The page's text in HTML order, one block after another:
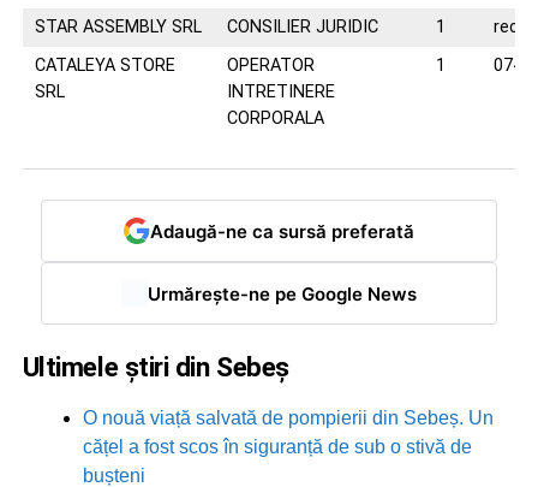
STAR ASSEMBLY SRL CONSILIER JURIDIC 1
CATALEYA STORE
SRL
OPERATOR
INTRETINERE
CORPORALA
1
Adaugă-ne ca sursă preferată
Urmărește-ne pe Google News
Ultimele știri din Sebeș
O nouă viață salvată de pompierii din Sebeș. Un
cățel a fost scos în siguranță de sub o stivă de
bușteni